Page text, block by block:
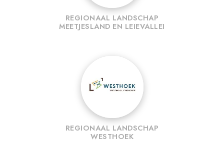
REGIONAAL LANDSCHAP
MEETJESLAND EN LEIEVALLEI
REGIONAAL LANDSCHAP
WESTHOEK